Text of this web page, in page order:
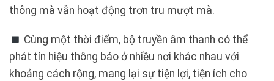
thông mà vẫn hoạt động trơn tru mượt mà.
Cùng một thời điểm, bộ truyền âm thanh có thể
phát tín hiệu thông báo ở nhiều nơi khác nhau với
khoảng cách rộng, mang lại sự tiện lợi, tiện ích cho